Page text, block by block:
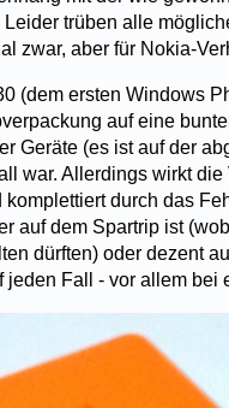
trüben alle
zwar, aber für Nokia-
(dem ersten Windows
auf eine
Geräte (es ist auf der
war. Allerdings wirkt
durch das
auf dem Spartrip ist
dürften) oder dezent
jeden Fall - vor allem bei